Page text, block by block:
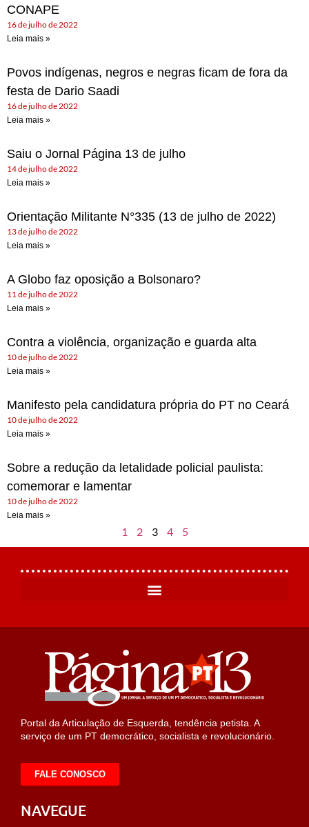
CONAPE
16 de julho de 2022
Leia mais »
Povos indígenas, negros e negras ficam de fora da
festa de Dario Saadi
16 de julho de 2022
Leia mais »
Saiu o Jornal Página 13 de julho
14 de julho de 2022
Leia mais »
Orientação Militante N°335 (13 de julho de 2022)
13 de julho de 2022
Leia mais »
A Globo faz oposição a Bolsonaro?
11 de julho de 2022
Leia mais »
Contra a violência, organização e guarda alta
10 de julho de 2022
Leia mais »
Manifesto pela candidatura própria do PT no Ceará
10 de julho de 2022
Leia mais »
Sobre a redução da letalidade policial paulista:
comemorar e lamentar
10 de julho de 2022
Leia mais »
1 2 3 4 5
Portal da Articulação de Esquerda, tendência petista. A
serviço de um PT democrático, socialista e revolucionário.
FALE CONOSCO
NAVEGUE